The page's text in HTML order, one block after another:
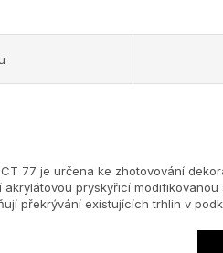
77 je určena ke zhotovování
pryskyřicí
překrývání existujících trhlin v